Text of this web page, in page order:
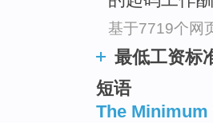
基于7719个网
最低工资标
短语
The Minimum